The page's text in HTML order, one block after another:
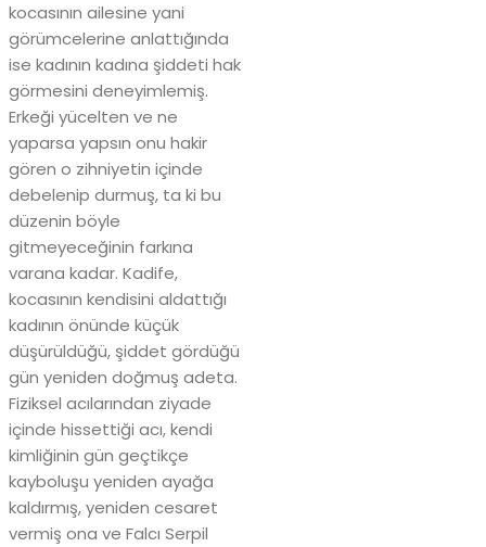
kocasının ailesine yani
görümcelerine anlattığında
ise kadının kadına şiddeti hak
görmesini deneyimlemiş.
Erkeği yücelten ve ne
yaparsa yapsın onu hakir
gören o zihniyetin içinde
debelenip durmuş, ta ki bu
düzenin böyle
gitmeyeceğinin farkına
varana kadar. Kadife,
kocasının kendisini aldattığı
kadının önünde küçük
düşürüldüğü, şiddet gördüğü
gün yeniden doğmuş adeta.
Fiziksel acılarından ziyade
içinde hissettiği acı, kendi
kimliğinin gün geçtikçe
kayboluşu yeniden ayağa
kaldırmış, yeniden cesaret
vermiş ona ve Falcı Serpil